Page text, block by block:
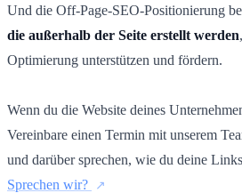
Und die Off-Page-SEO-Positionierung
die außerhalb der Seite erstellt werden
Optimierung unterstützen und fördern.
Wenn du die Website deines
Vereinbare einen Termin mit unserem
und darüber sprechen, wie du deine
Sprechen wir?